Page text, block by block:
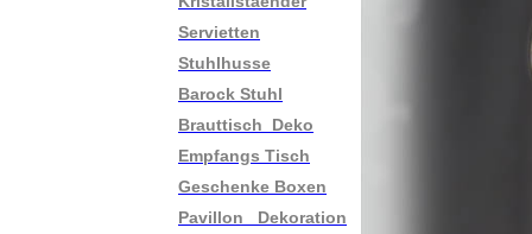
Servietten
Stuhlhusse
Barock Stuhl
Brauttisch Deko
Empfangs Tisch
Geschenke Boxen
Pavillon Dekoration